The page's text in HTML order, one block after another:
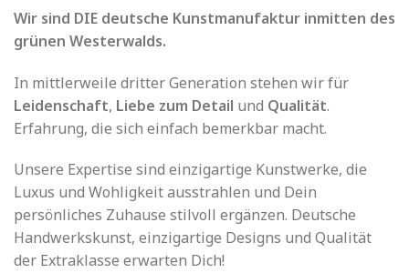
Wir sind DIE deutsche Kunstmanufaktur inmitten des
grünen Westerwalds.
In mittlerweile dritter Generation stehen wir für
Leidenschaft, Liebe zum Detail und Qualität.
Erfahrung, die sich einfach bemerkbar macht.
Unsere Expertise sind einzigartige Kunstwerke, die
Luxus und Wohligkeit ausstrahlen und Dein
persönliches Zuhause stilvoll ergänzen. Deutsche
Handwerkskunst, einzigartige Designs und Qualität
der Extraklasse erwarten Dich!